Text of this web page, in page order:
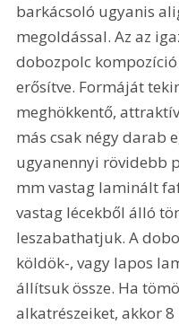
barkácsoló ugyanis
megoldással. Az az
dobozpolc
erősítve. Formáját
meghökkentő,
más csak négy darab
ugyanennyi rövidebb
mm vastag laminált
vastag lécekből álló
leszabathatjuk. A
köldök-, vagy lapos
állítsuk össze. Ha
alkatrészeiket, akkor